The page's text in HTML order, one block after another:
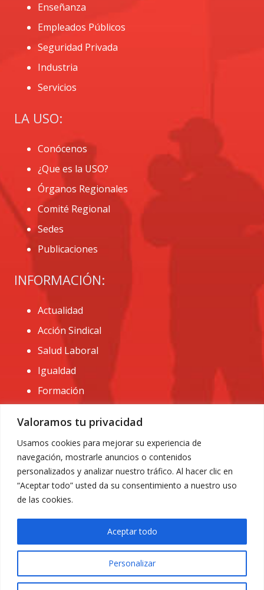
Valoramos tu privacidad
Usamos cookies para mejorar su experiencia de
navegación, mostrarle anuncios o contenidos
personalizados y analizar nuestro tráfico. Al hacer clic en
“Aceptar todo” usted da su consentimiento a nuestro uso
de las cookies.
Personalizar
Aceptar todo
Enseñanza
Empleados Públicos
Seguridad Privada
Industria
Servicios
LA USO:
Conócenos
¿Que es la USO?
Órganos Regionales
Comité Regional
Sedes
Publicaciones
INFORMACIÓN:
Actualidad
Acción Sindical
Salud Laboral
Igualdad
Formación
CONTACTO:
administracion@usomurcia.org
968 25 01 20
C/ Huerto de las bombas nº6. 30009 Murcia
Privacidad|
© 2018 Todos los derechos reservados. Diseño web